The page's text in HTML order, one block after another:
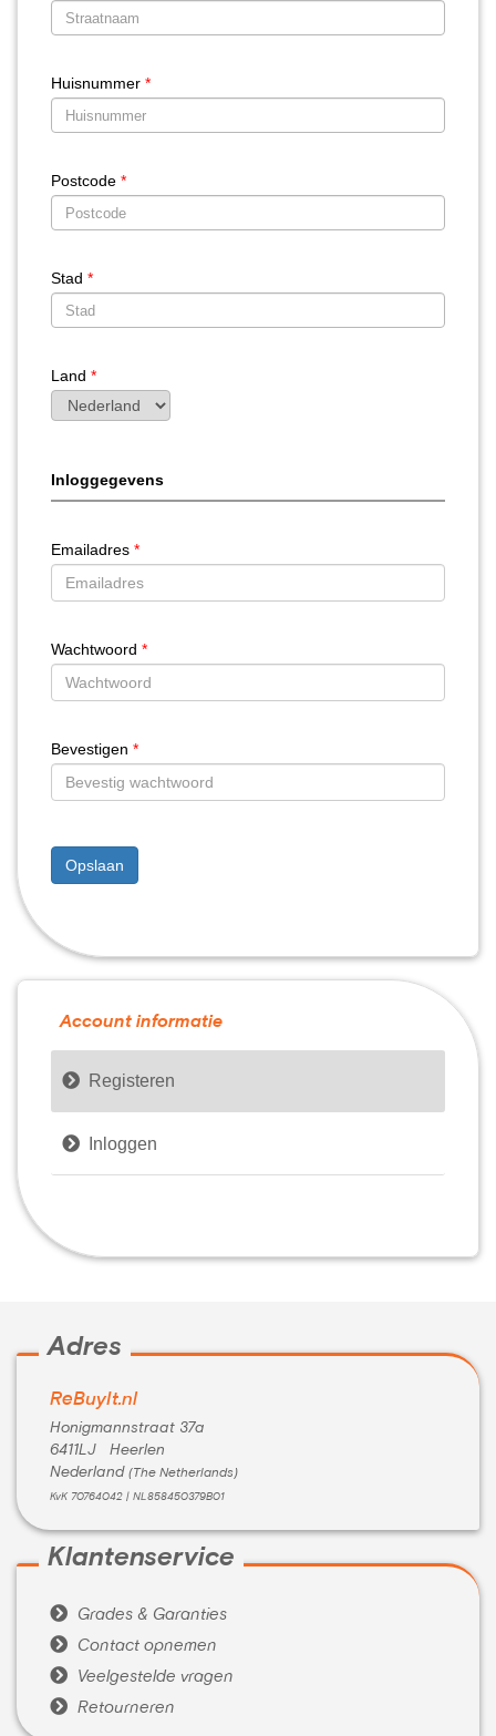
Huisnummer *
Postcode *
Stad *
Land *
Inloggegevens
Emailadres *
Wachtwoord *
Bevestigen *
Opslaan
Account informatie
 Registeren
 Inloggen
Adres
ReBuyIt.nl
Honigmannstraat 37a
6411LJ Heerlen
Nederland (The Netherlands)
KvK 70764042 | NL858450379B01
Klantenservice
 Grades & Garanties
 Contact opnemen
 Veelgestelde vragen
 Retourneren